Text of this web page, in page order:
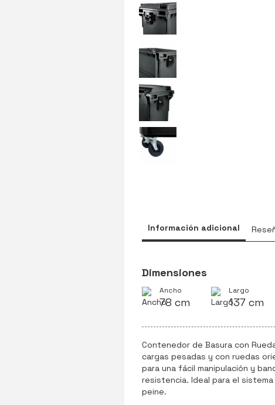
Información adicional
Dimensiones
Ancho
78 cm
Largo
137 cm
Contenedor de Basura con
cargas pesadas y con ruedas
para una fácil manipulación y
resistencia. Ideal para el
peine.